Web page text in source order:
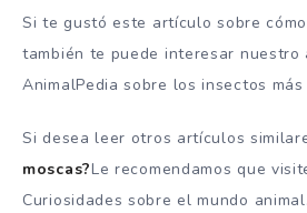
Si te gustó este artículo sobre
también te puede interesar nuestro
AnimalPedia sobre los insectos
Si desea leer otros artículos
moscas?Le recomendamos que
Curiosidades sobre el mundo animal.